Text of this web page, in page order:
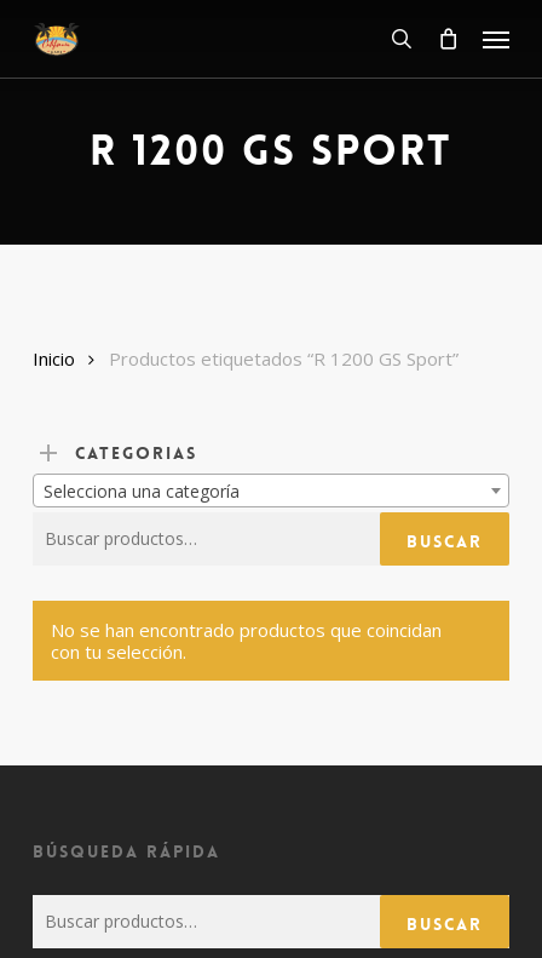
main
content
search
Menu
R 1200 GS Sport
Inicio Productos etiquetados “R 1200 GS Sport”
CATEGORIAS
Selecciona una categoría
por:
Buscar
No se han encontrado productos que coincidan
con tu selección.
Búsqueda rápida
por:
Buscar